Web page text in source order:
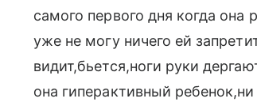
самого первого дня когда
уже не могу ничего ей
видит,бьется,ноги руки
она гиперактивный